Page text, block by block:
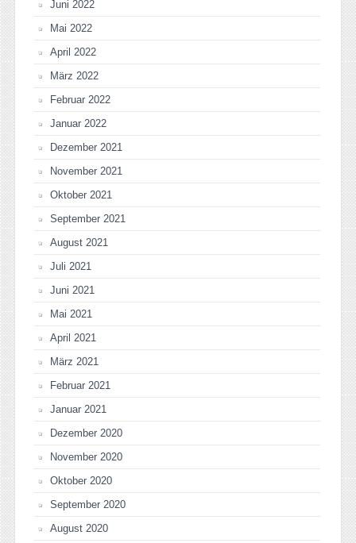
Juni 2022
Mai 2022
April 2022
März 2022
Februar 2022
Januar 2022
Dezember 2021
November 2021
Oktober 2021
September 2021
August 2021
Juli 2021
Juni 2021
Mai 2021
April 2021
März 2021
Februar 2021
Januar 2021
Dezember 2020
November 2020
Oktober 2020
September 2020
August 2020